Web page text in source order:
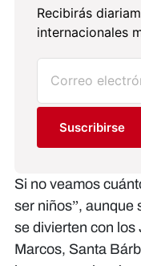
Recibirás
internacionales
Suscribirse
Si no veamos
ser niños”, aunque
se divierten con los
Marcos, Santa